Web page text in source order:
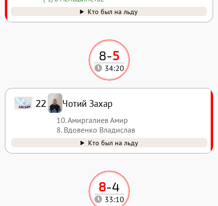
8-4
33:10
8-5
34:20
22 Чотий Захар
10. Амиргалиев Амир
8. Вдовенко Владислав
Кто был на льду
Кто был на льду